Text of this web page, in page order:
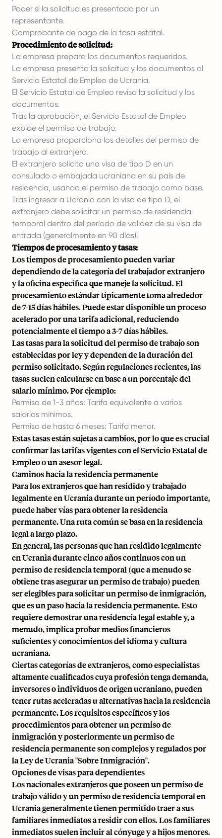
Poder si la solicitud es presentada por un
representante.
Comprobante de pago de la tasa estatal.
Procedimiento de solicitud:
La empresa prepara los documentos requeridos.
La empresa presenta la solicitud y los documentos al
Servicio Estatal de Empleo de Ucrania.
El Servicio Estatal de Empleo revisa la solicitud y los
documentos.
Tras la aprobación, el Servicio Estatal de Empleo
expide el permiso de trabajo.
La empresa proporciona los detalles del permiso de
trabajo al extranjero.
El extranjero solicita una visa de tipo D en un
consulado o embajada ucraniana en su país de
residencia, usando el permiso de trabajo como base.
Tras ingresar a Ucrania con la visa de tipo D, el
extranjero debe solicitar un permiso de residencia
temporal dentro del período de validez de su visa de
entrada (generalmente en 90 días).
Tiempos de procesamiento y tasas:
Los tiempos de procesamiento pueden variar
dependiendo de la categoría del trabajador extranjero
y la oficina específica que maneje la solicitud. El
procesamiento estándar típicamente toma alrededor
de 7-15 días hábiles. Puede estar disponible un proceso
acelerado por una tarifa adicional, reduciendo
potencialmente el tiempo a 3-7 días hábiles.
Las tasas para la solicitud del permiso de trabajo son
establecidas por ley y dependen de la duración del
permiso solicitado. Según regulaciones recientes, las
tasas suelen calcularse en base a un porcentaje del
salario mínimo. Por ejemplo:
Permiso de 1-3 años: Tarifa equivalente a varios
salarios mínimos.
Permiso de hasta 6 meses: Tarifa menor.
Estas tasas están sujetas a cambios, por lo que es crucial
confirmar las tarifas vigentes con el Servicio Estatal de
Empleo o un asesor legal.
Caminos hacia la residencia permanente
Para los extranjeros que han residido y trabajado
legalmente en Ucrania durante un período importante,
puede haber vías para obtener la residencia
permanente. Una ruta común se basa en la residencia
legal a largo plazo.
En general, las personas que han residido legalmente
en Ucrania durante cinco años continuos con un
permiso de residencia temporal (que a menudo se
obtiene tras asegurar un permiso de trabajo) pueden
ser elegibles para solicitar un permiso de inmigración,
que es un paso hacia la residencia permanente. Esto
requiere demostrar una residencia legal estable y, a
menudo, implica probar medios financieros
suficientes y conocimientos del idioma y cultura
ucraniana.
Ciertas categorías de extranjeros, como especialistas
altamente cualificados cuya profesión tenga demanda,
inversores o individuos de origen ucraniano, pueden
tener rutas aceleradas u alternativas hacia la residencia
permanente. Los requisitos específicos y los
procedimientos para obtener un permiso de
inmigración y posteriormente un permiso de
residencia permanente son complejos y regulados por
la Ley de Ucrania "Sobre Inmigración".
Opciones de visas para dependientes
Los nacionales extranjeros que poseen un permiso de
trabajo válido y un permiso de residencia temporal en
Ucrania generalmente tienen permitido traer a sus
familiares inmediatos a residir con ellos. Los familiares
inmediatos suelen incluir al cónyuge y a hijos menores.